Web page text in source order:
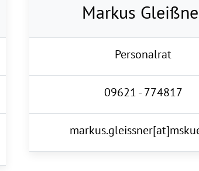
Markus
Personalrat
09621 - 774817